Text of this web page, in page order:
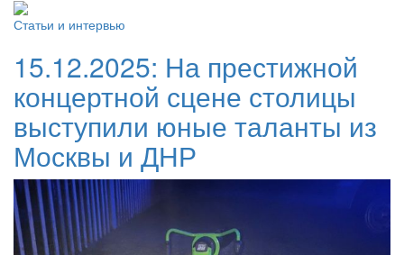
Статьи и интервью
15.12.2025: На престижной
концертной сцене столицы
выступили юные таланты из
Москвы и ДНР